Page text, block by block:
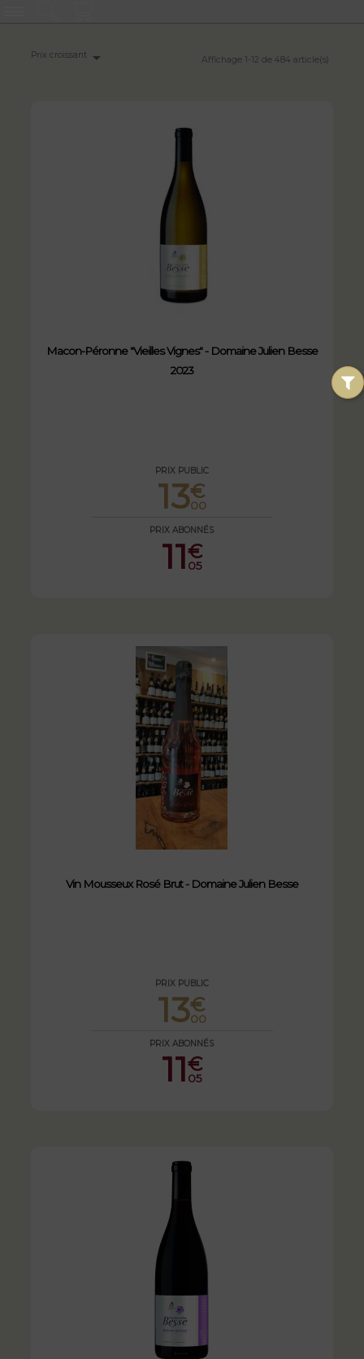
Prix croissant  Affichage 1-12 de 484 article(s)
Macon-Péronne "Vieilles Vignes" - Domaine Julien Besse
2023
PRIX PUBLIC
13€
00
PRIX ABONNÉS
11€
05
Vin Mousseux Rosé Brut - Domaine Julien Besse
PRIX PUBLIC
13€
00
PRIX ABONNÉS
11€
05